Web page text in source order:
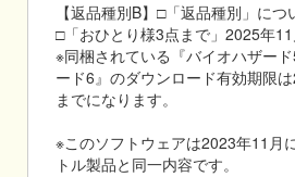
【返品種別B】□「返品種別」に
□「おひとり様3点まで」2025年
※同梱されている『バイオハザー
ード6』のダウンロード有効期限
までになります。
※このソフトウェアは2023年11月
トル製品と同一内容です。